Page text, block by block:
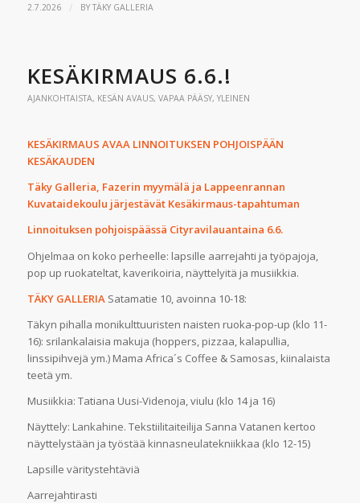
2.7.2026 / BYTÄKY GALLERIA
KESÄKIRMAUS 6.6.!
AJANKOHTAISTA, KESÄN AVAUS, VAPAA PÄÄSY, YLEINEN
KESÄKIRMAUS AVAA LINNOITUKSEN POHJOISPÄÄN
KESÄKAUDEN
Täky Galleria, Fazerin myymälä ja Lappeenrannan
Kuvataidekoulu järjestävät Kesäkirmaus-tapahtuman
Linnoituksen pohjoispäässä Cityravilauantaina 6.6.
Ohjelmaa on koko perheelle: lapsille aarrejahti ja työpajoja,
pop up ruokateltat, kaverikoiria, näyttelyitä ja musiikkia.
TÄKY GALLERIA Satamatie 10, avoinna 10-18:
Täkyn pihalla monikulttuuristen naisten ruoka-pop-up (klo 11-
16): srilankalaisia makuja (hoppers, pizzaa, kalapullia,
linssipihvejä ym.) Mama Africa´s Coffee & Samosas, kiinalaista
teetä ym.
Musiikkia: Tatiana Uusi-Videnoja, viulu (klo 14 ja 16)
Näyttely: Lankahine. Tekstiilitaiteilija Sanna Vatanen kertoo
näyttelystään ja työstää kinnasneulatekniikkaa (klo 12-15)
Lapsille väritystehtäviä
Aarrejahtirasti